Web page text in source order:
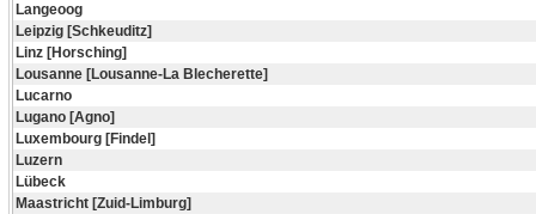
Langeoog
Leipzig [Schkeuditz]
Linz [Horsching]
Lousanne [Lousanne-La Blecherette]
Lucarno
Lugano [Agno]
Luxembourg [Findel]
Luzern
Lübeck
Maastricht [Zuid-Limburg]